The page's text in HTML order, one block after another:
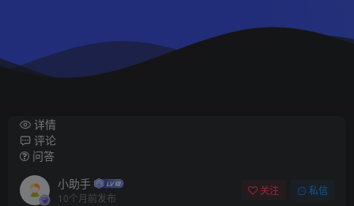
详情
评论
问答
小助手
10个月前发布
关注 私信